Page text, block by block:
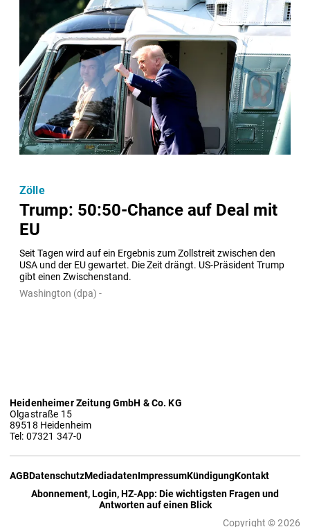
Trump: 50:50-Chance auf Deal mit
EU
Seit Tagen wird auf ein Ergebnis zum Zollstreit zwischen den
USA und der EU gewartet. Die Zeit drängt. US-Präsident Trump
gibt einen Zwischenstand.
Zölle
Washington (dpa) -
Heidenheimer Zeitung GmbH & Co. KG
Olgastraße 15
89518 Heidenheim
Tel: 07321 347-0
AGBDatenschutzMediadatenImpressumKündigungKontakt
Abonnement, Login, HZ-App: Die wichtigsten Fragen und
Antworten auf einen Blick
Copyright © 2026